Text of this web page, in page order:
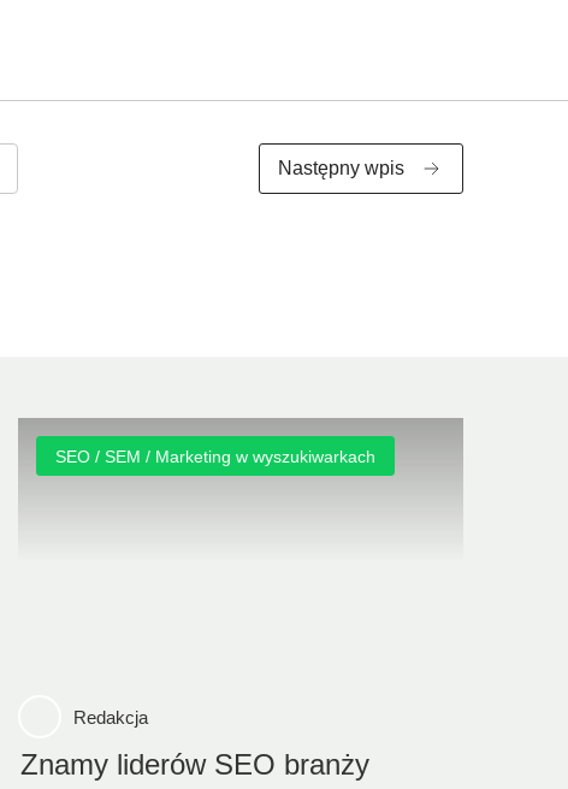
Następny wpis
SEO / SEM / Marketing w wyszukiwarkach
Redakcja
Znamy liderów SEO branży